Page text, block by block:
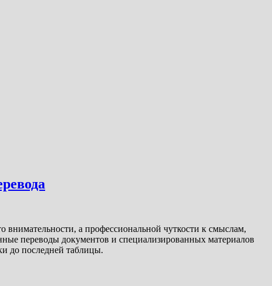
внимательности, а профессиональной чуткости к смыслам,
переводы документов и специализированных материалов
до последней таблицы.